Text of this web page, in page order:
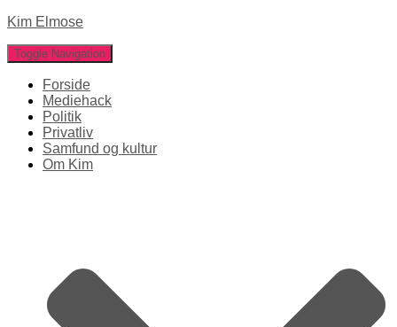
Kim Elmose
Toggle Navigation
Forside
Mediehack
Politik
Privatliv
Samfund og kultur
Om Kim